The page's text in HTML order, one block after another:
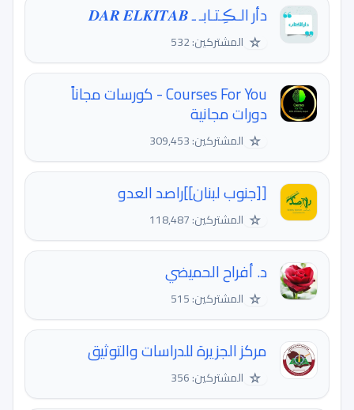
دأر الـڪِـتـابـ ـ 𝑫𝑨𝑹 𝑬𝑳𝑲𝑰𝑻𝑨𝑩
☆ المشتركين: 532
Courses For You - كورسات مجاناً
دورات مجانية
☆ المشتركين: 309,453
[[جنوب لبنان]]راصد العدو
☆ المشتركين: 118,487
د. أفراح الحميضي
☆ المشتركين: 515
مركز الجزيرة للدراسات والتوثيق
☆ المشتركين: 356